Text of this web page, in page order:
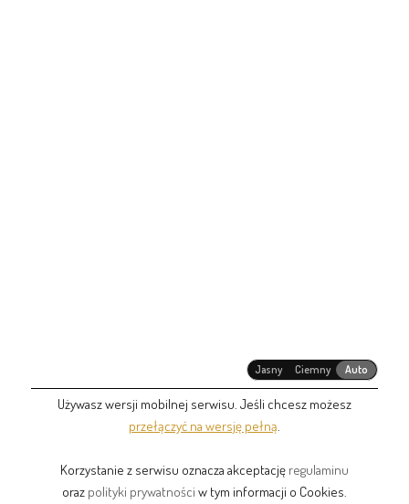
Jasny Ciemny Auto
Używasz wersji mobilnej serwisu. Jeśli chcesz możesz
przełączyć na wersję pełną
Korzystanie z serwisu oznacza akceptację regulaminu
oraz polityki prywatności w tym informacji o Cookies.